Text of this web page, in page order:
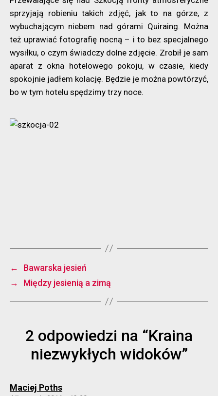
sprzyjają robieniu takich zdjęć, jak to na górze, z
wybuchającym niebem nad górami Quiraing. Można
też uprawiać fotografię nocną – i to bez specjalnego
wysiłku, o czym świadczy dolne zdjęcie. Zrobił je sam
aparat z okna hotelowego pokoju, w czasie, kiedy
spokojnie jadłem kolację. Będzie je można powtórzyć,
bo w tym hotelu spędzimy trzy noce.
←
Bawarska jesień
→
Między jesienią a zimą
2 odpowiedzi na “Kraina
niezwykłych widoków”
Maciej Pothskomentarz: